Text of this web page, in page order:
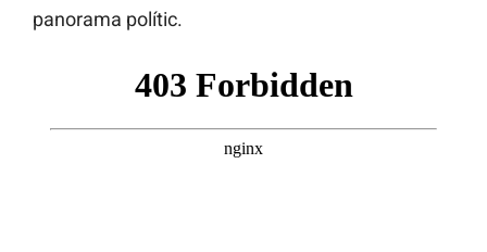
panorama polític.